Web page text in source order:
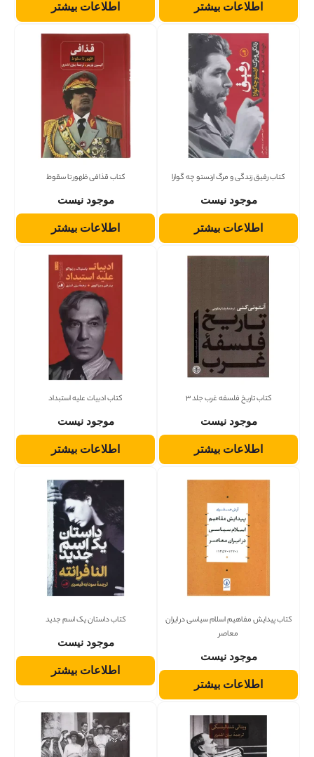
اطلاعات بیشتر اطلاعات بیشتر
کتاب رفیق زندگی و مرگ ارنستو چه گوارا
موجود نیست
اطلاعات بیشتر
کتاب قذافی ظهور تا سقوط
موجود نیست
اطلاعات بیشتر
کتاب تاریخ فلسفه غرب جلد 3
موجود نیست
اطلاعات بیشتر
کتاب ادبیات علیه استبداد
موجود نیست
اطلاعات بیشتر
کتاب پیدایش مفاهیم اسلام سیاسی در ایران
معاصر
موجود نیست
اطلاعات بیشتر
کتاب داستان یک اسم جدید
موجود نیست
اطلاعات بیشتر